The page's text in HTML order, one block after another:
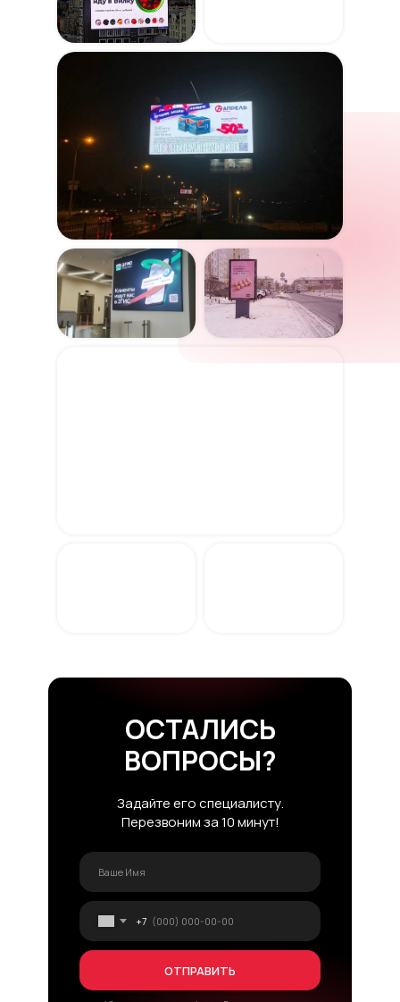
ОСТАЛИСЬ
ВОПРОСЫ?
Задайте его специалисту.
Перезвоним за 10 минут!
+7
ОТПРАВИТЬ